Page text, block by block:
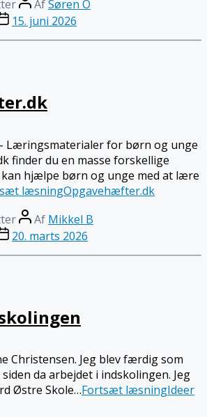
AfSøren O
15. juni 2026
Læringsmaterialer for børn og unge
finder du en masse forskellige
hjælpe børn og unge med at lære
læsningOpgavehæfter.dk
Af Mikkel B
20. marts 2026
Christensen. Jeg blev færdig som
da arbejdet i indskolingen. Jeg
Østre Skole…Fortsæt læsningIdeer